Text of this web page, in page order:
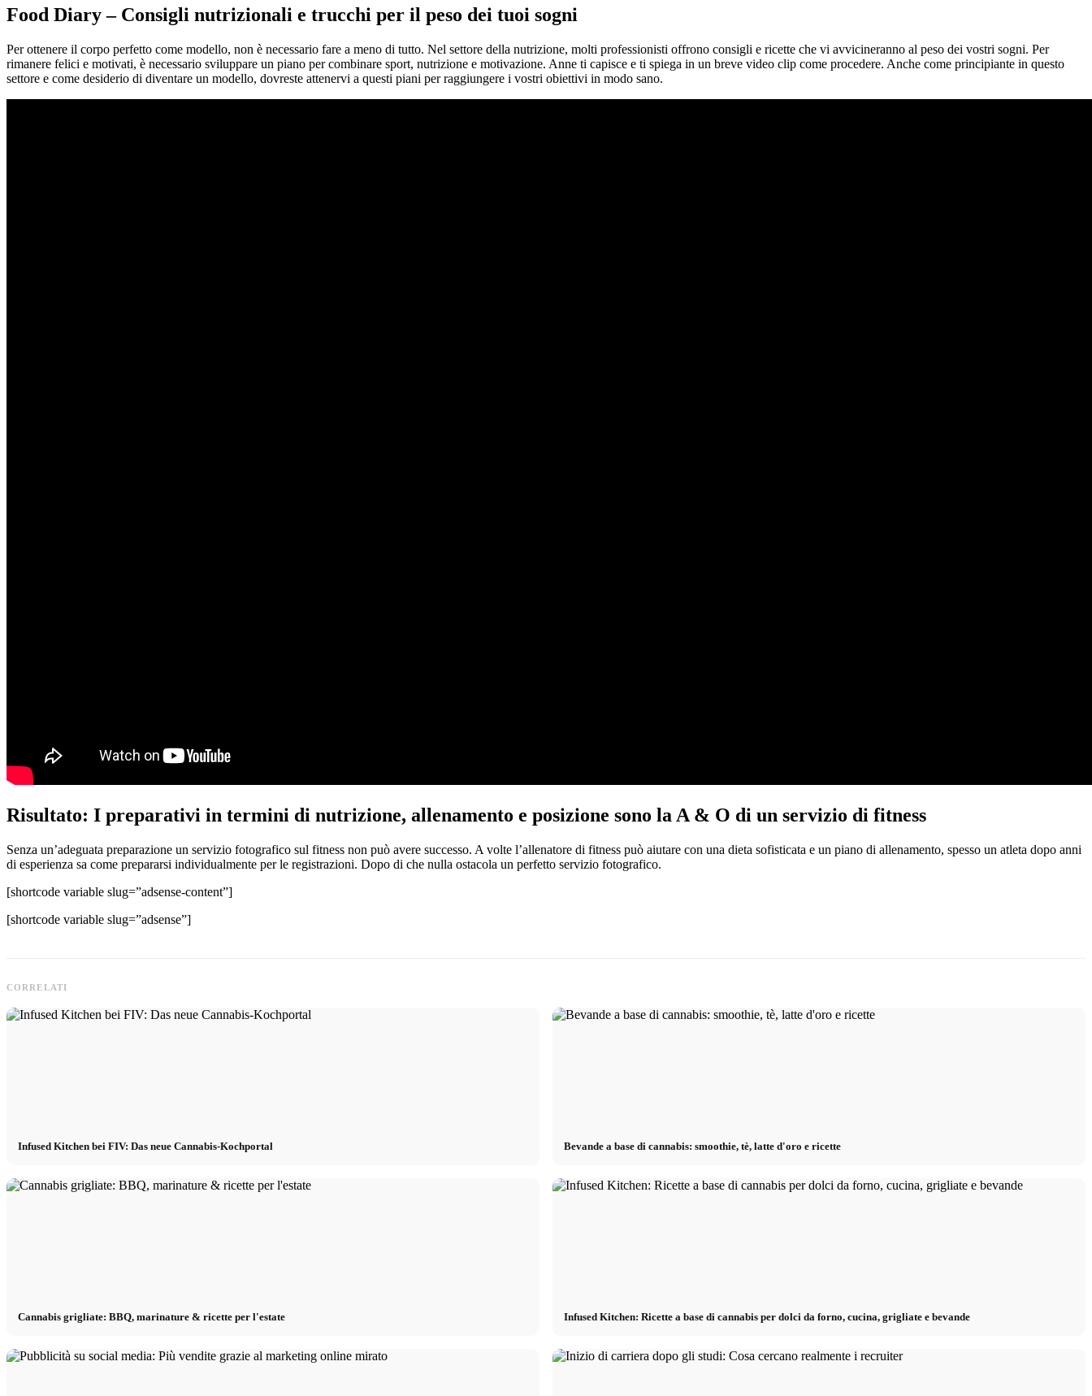
Food Diary – Consigli nutrizionali e trucchi per il peso dei tuoi sogni
Per ottenere il corpo perfetto come modello, non è necessario fare a meno di tutto. Nel settore della nutrizione, molti professionisti offrono consigli e ricette che vi avvicineranno al peso dei vostri sogni. Per
rimanere felici e motivati, è necessario sviluppare un piano per combinare sport, nutrizione e motivazione. Anne ti capisce e ti spiega in un breve video clip come procedere. Anche come principiante in questo
settore e come desiderio di diventare un modello, dovreste attenervi a questi piani per raggiungere i vostri obiettivi in modo sano.
Risultato: I preparativi in termini di nutrizione, allenamento e posizione sono la A & O di un servizio di fitness
Senza un’adeguata preparazione un servizio fotografico sul fitness non può avere successo. A volte l’allenatore di fitness può aiutare con una dieta sofisticata e un piano di allenamento, spesso un atleta dopo anni
di esperienza sa come prepararsi individualmente per le registrazioni. Dopo di che nulla ostacola un perfetto servizio fotografico.
[shortcode variable slug=”adsense-content”]
[shortcode variable slug=”adsense”]
CORRELATI
Infused Kitchen bei FIV: Das neue Cannabis-Kochportal Bevande a base di cannabis: smoothie, tè, latte d'oro e ricette
Cannabis grigliate: BBQ, marinature & ricette per l'estate Infused Kitchen: Ricette a base di cannabis per dolci da forno, cucina, grigliate e bevande